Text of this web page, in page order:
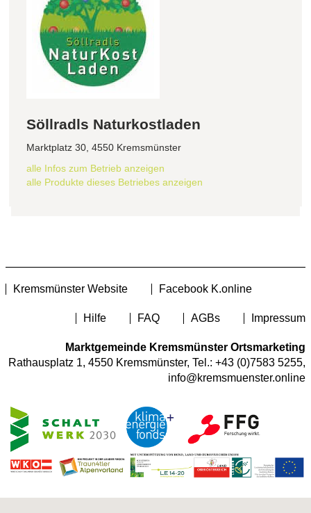
Söllradls Naturkostladen
Marktplatz 30, 4550 Kremsmünster
alle Infos zum Betrieb anzeigen
alle Produkte dieses Betriebes anzeigen
Kremsmünster Website Facebook K.online
Hilfe FAQ AGBs Impressum
Marktgemeinde Kremsmünster Ortsmarketing
Rathausplatz 1, 4550 Kremsmünster, Tel.: +43 (0)7583 5255,
info@kremsmuenster.online